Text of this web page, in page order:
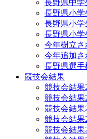
長野県中学
長野県小学
長野県小学
長野県小
今年樹立
今年追加
長野県選
競技会結果
競技会結果
競技会結果
競技会結果
競技会結果
競技会結果